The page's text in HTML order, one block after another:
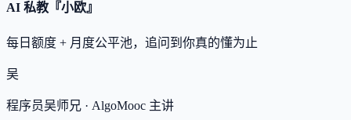
AI 私教『小欧』
每日额度 + 月度公平池，追问到你真的懂为止
吴
程序员吴师兄 · AlgoMooc 主讲